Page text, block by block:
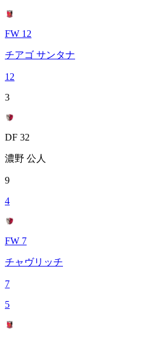
FW 12
チアゴ サンタナ
12
3
DF 32
濃野 公人
9
4
FW 7
チャヴリッチ
7
5